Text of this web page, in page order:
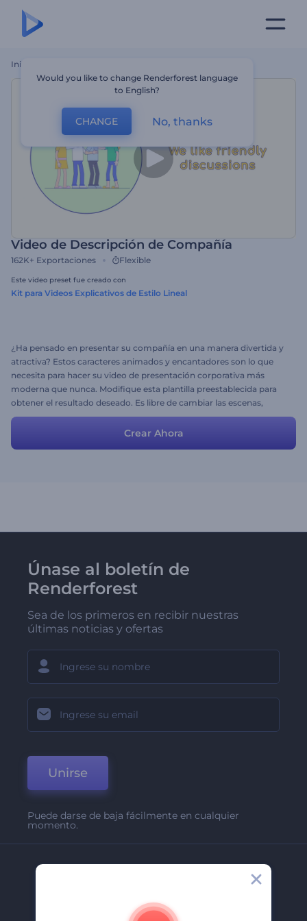
Inicio
Video de Descripción de Compañía
162K+ Exportaciones Flexible
Este video preset fue creado con
Kit para Videos Explicativos de Estilo Lineal
¿Ha pensado en presentar su compañía en una manera divertida y
atractiva? Estos caracteres animados y encantadores son lo que
necesita para hacer su video de presentación corporativa más
moderna que nunca. Modifique esta plantilla preestablecida para
obtener el resultado deseado. Es libre de cambiar las escenas,
estilos, colores y música ¡diviértase!
Crear Ahora
Únase al boletín de
Renderforest
Sea de los primeros en recibir nuestras
últimas noticias y ofertas
Unirse
Puede darse de baja fácilmente en cualquier
momento.
Would you like to change Renderforest language
to English?
CHANGE No, thanks